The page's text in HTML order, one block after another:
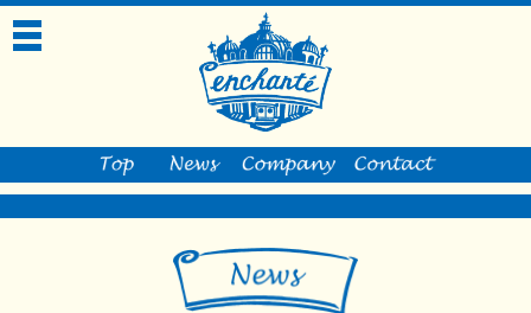
toggle